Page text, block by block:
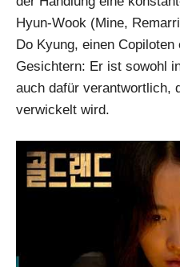
Hyun-Wook (Mine,
Do Kyung, einen
Gesichtern: Er ist sowohl
auch dafür verantwortlich,
verwickelt wird.